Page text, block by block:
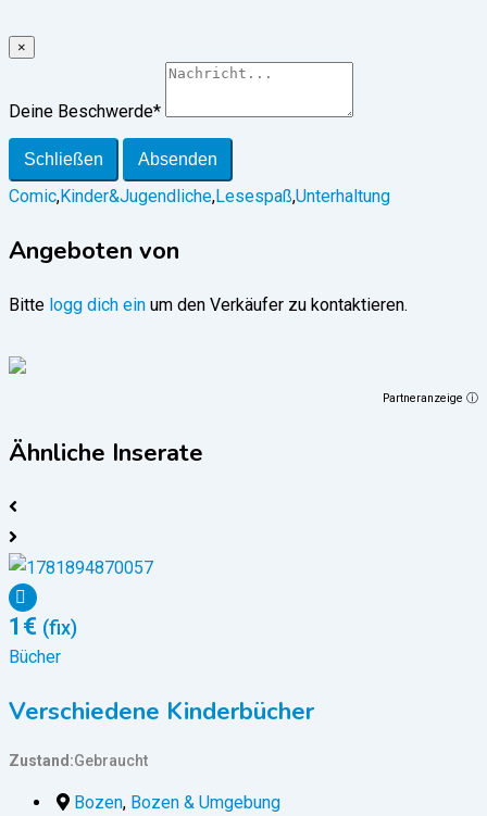
×
Deine Beschwerde*
Schließen Absenden
Comic,Kinder&Jugendliche,Lesespaß,Unterhaltung
Angeboten von
Bitte logg dich ein um den Verkäufer zu kontaktieren.
Partneranzeige ⓘ
Ähnliche Inserate
1 € (fix)
Bücher
Verschiedene Kinderbücher
Zustand Gebraucht
Bozen, Bozen & Umgebung